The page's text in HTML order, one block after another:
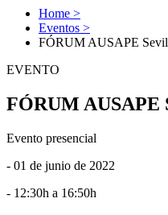
Home >
Eventos >
FÓRUM AUSAPE
EVENTO
FÓRUM AUSAPE
Evento presencial
- 01 de junio de 2022
- 12:30h a 16:50h